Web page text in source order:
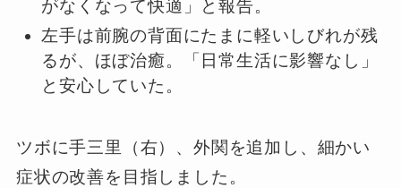
がなくなって快適」と報告。
左手は前腕の背面にたまに軽いしびれが残
るが、ほぼ治癒。「日常生活に影響なし」
と安心していた。
ツボに手三里（右）、外関を追加し、細かい
症状の改善を目指しました。